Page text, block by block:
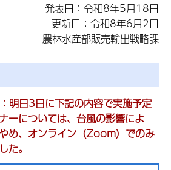
発表日：令和8年5月18日
更新日：令和8年6月2日
農林水産部販売輸出戦略課
：明日3日に下記の内容で実施予定
ーについては、台風の影響によ
め、オンライン（Zoom）でのみ
た。